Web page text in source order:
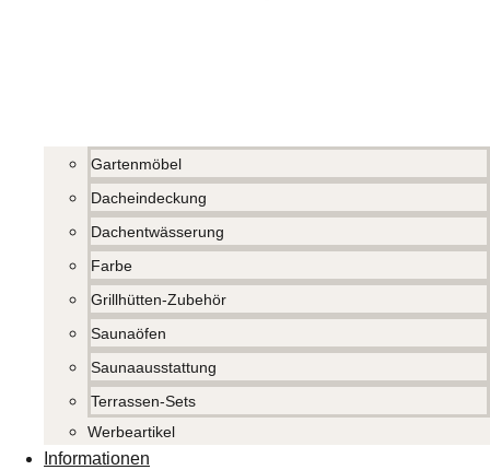
Gartenmöbel
Dacheindeckung
Dachentwässerung
Farbe
Grillhütten-Zubehör
Saunaöfen
Saunaausstattung
Terrassen-Sets
Werbeartikel
Informationen